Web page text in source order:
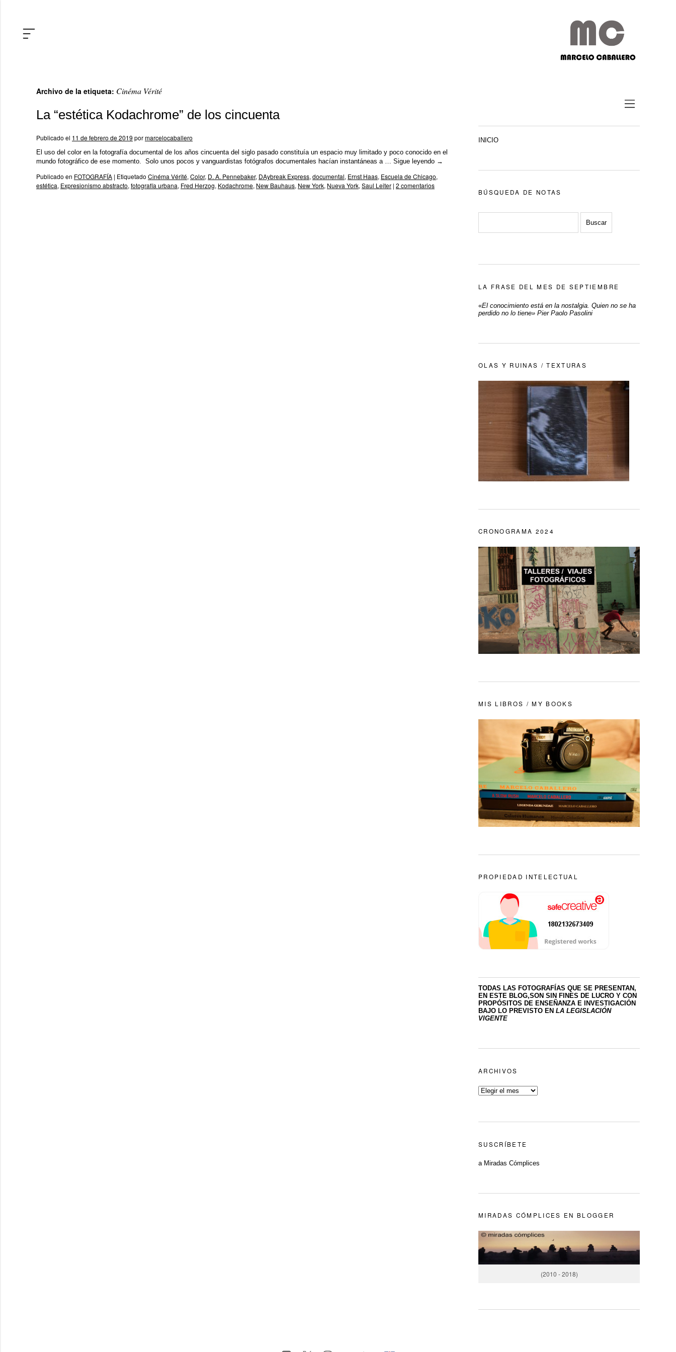
Archivo de la etiqueta: Cinéma Vérité
La “estética Kodachrome” de los cincuenta
Publicado el 11 de febrero de 2019 pormarcelocaballero
El uso del color en la fotografía documental de los años cincuenta del siglo pasado constituía un espacio muy limitado y poco conocido en el
mundo fotográfico de ese momento. Solo unos pocos y vanguardistas fotógrafos documentales hacían instantáneas a … Sigue leyendo →
Publicado en FOTOGRAFÍA | Etiquetado Cinéma Vérité, Color, D. A. Pennebaker, DAybreak Express, documental, Ernst Haas, Escuela de Chicago,
estética, Expresionismo abstracto, fotografía urbana, Fred Herzog, Kodachrome, New Bauhaus, New York, Nueva York, Saul Leiter | 2 comentarios
INICIO
BÚSQUEDA DE NOTAS
LA FRASE DEL MES DE SEPTIEMBRE
«El conocimiento está en la nostalgia. Quien no se ha
perdido no lo tiene» Pier Paolo Pasolini
OLAS Y RUINAS / TEXTURAS
CRONOGRAMA 2024
MIS LIBROS / MY BOOKS
PROPIEDAD INTELECTUAL
TODAS LAS FOTOGRAFÍAS QUE SE PRESENTAN,
EN ESTE BLOG,SON SIN FINES DE LUCRO Y CON
PROPÓSITOS DE ENSEÑANZA E INVESTIGACIÓN
BAJO LO PREVISTO EN LA LEGISLACIÓN
VIGENTE
ARCHIVOS
SUSCRÍBETE
a Miradas Cómplices
MIRADAS CÓMPLICES EN BLOGGER
(2010 - 2018)